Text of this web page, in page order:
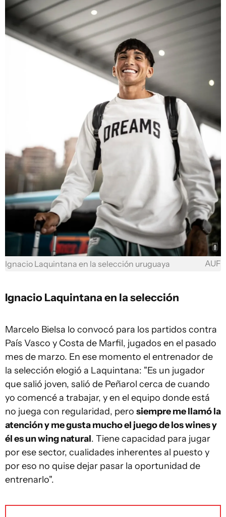
Ignacio Laquintana en la selección uruguaya AUF
Ignacio Laquintana en la selección
Marcelo Bielsa lo convocó para los partidos contra
País Vasco y Costa de Marfil, jugados en el pasado
mes de marzo. En ese momento el entrenador de
la selección elogió a Laquintana: "Es un jugador
que salió joven, salió de Peñarol cerca de cuando
yo comencé a trabajar, y en el equipo donde está
no juega con regularidad, pero siempre me llamó la
atención y me gusta mucho el juego de los wines y
él es un wing natural. Tiene capacidad para jugar
por ese sector, cualidades inherentes al puesto y
por eso no quise dejar pasar la oportunidad de
entrenarlo".